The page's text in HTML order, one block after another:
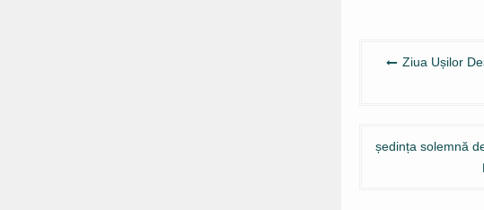
NavigareZiua Ușilor
ședința solemnă